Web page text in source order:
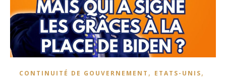
CONTINUITÉ DE GOUVERNEMENT , ETATS-UNIS,